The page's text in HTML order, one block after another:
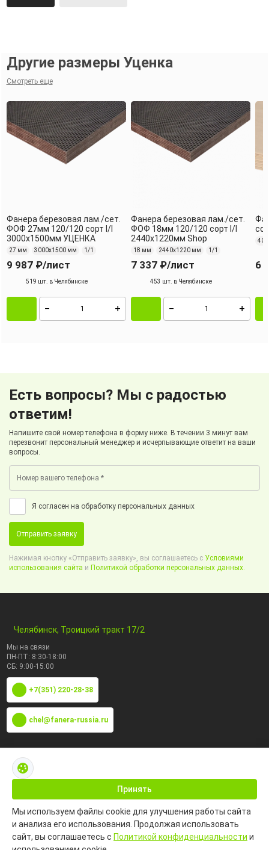
Другие размеры Уценка
Смотреть еще
Фанера березовая лам./сет.
ФОФ 27мм 120/120 сорт I/I
3000х1500мм УЦЕНКА
27 мм 3000х1500 мм 1/1
9 987 ₽/лист
519 шт. в Челябинске
Фанера березовая лам./сет.
ФОФ 18мм 120/120 сорт I/I
2440х1220мм Shop
18 мм 2440х1220 мм 1/1
7 337 ₽/лист
453 шт. в Челябинске
40
6
Есть вопросы? Мы с радостью
ответим!
Напишите свой номер телефона в форму ниже. В течении 3 минут вам
перезвонит персональный менеджер и исчерпывающие ответит на ваши
вопросы.
Я согласен на обработку персональных данных
Отправить заявку
Нажимая кнопку «Отправить заявку», вы соглашаетесь с Условиями
использования сайта и Политикой обработки персональных данных.
Мы используем файлы cookie для улучшения работы сайта
и анализа его использования. Продолжая использовать
сайт, вы соглашаетесь с Политикой конфиденциальности и
Принять
Челябинск, Троицкий тракт 17/2
Мы на связи
ПН-ПТ: 8:30-18:00
СБ: 9:00-15:00
+7(351) 220-28-38
chel@fanera-russia.ru
По маркам
Каталог по сфере применения
Информация